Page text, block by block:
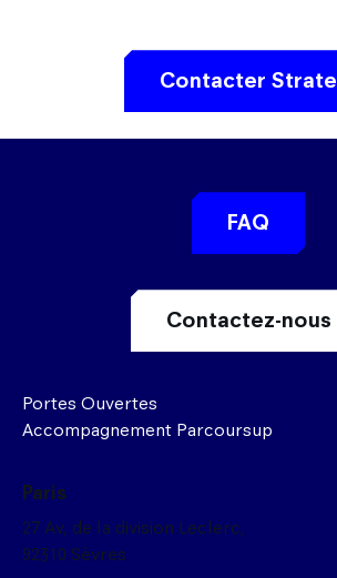
Contacter Strate
Portes Ouvertes
Accompagnement Parcoursup
FAQ
Contactez-nous
Paris
27 Av, de la division Leclerc,
92310 Sèvres